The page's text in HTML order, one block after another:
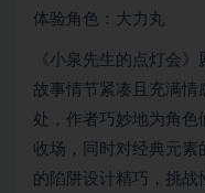
体验角色：大力丸
《小泉先生的点灯会
故事情节紧凑且充满情
处，作者巧妙地为角色
收场，同时对经典元素
的陷阱设计精巧，挑战